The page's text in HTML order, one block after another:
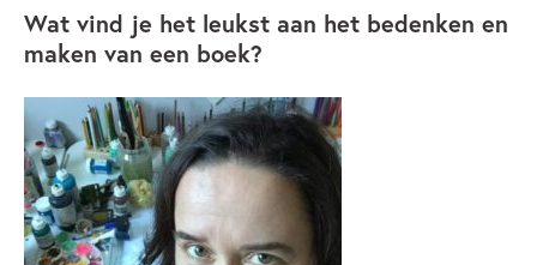
Wat vind je het leukst aan het bedenken en
maken van een boek?